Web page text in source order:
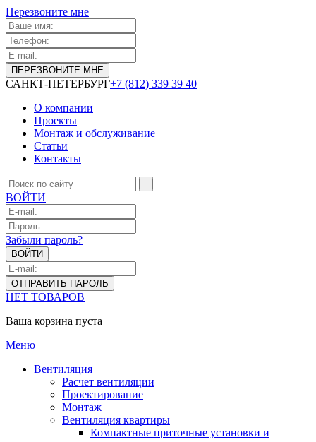
Перезвоните мне
САНКТ-ПЕТЕРБУРГ+7 (812) 339 39 40
О компании
Проекты
Монтаж и обслуживание
Статьи
Контакты
ВОЙТИ
Забыли пароль?
НЕТ ТОВАРОВ
Ваша корзина пуста
Меню
Вентиляция
Расчет вентиляции
Проектирование
Монтаж
Вентиляция квартиры
Компактные приточные установки и